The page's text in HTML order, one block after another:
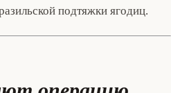
подтяжки ягодиц.